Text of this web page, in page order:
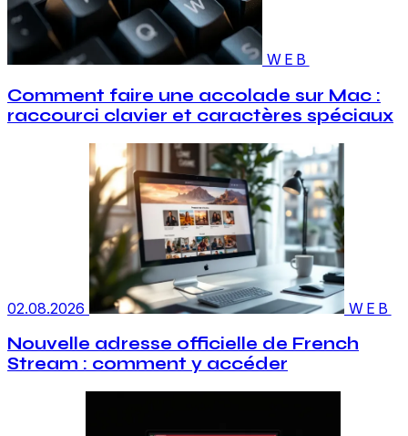
WEB
Comment faire une accolade sur Mac :
raccourci clavier et caractères spéciaux
02.08.2026 WEB
Nouvelle adresse officielle de French
Stream : comment y accéder